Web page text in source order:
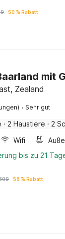
50 % Rabatt
mit
Zealand
· Sehr gut
· 2 Haustiere · 2
Wifi
bis zu 21
58 % Rabatt